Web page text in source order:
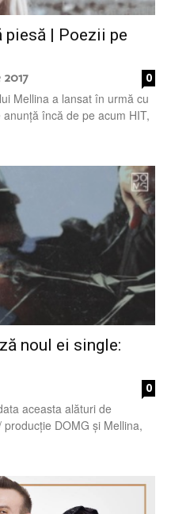
piesă | Poezii pe
0
Mellina a lansat în urmă cu
încă de pe acum HIT,
noul ei single:
0
aceasta alături de
DOMG şi Mellina,